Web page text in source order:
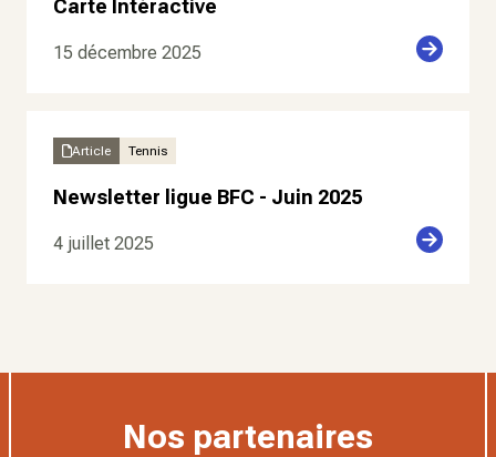
Carte Intéractive
15 décembre 2025
Article Tennis
Newsletter ligue BFC - Juin 2025
4 juillet 2025
Nos partenaires